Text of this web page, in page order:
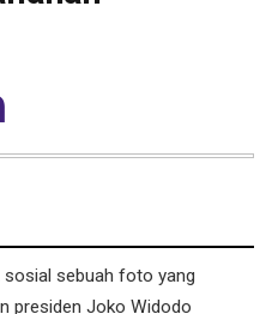
sebuah foto yang
presiden Joko Widodo